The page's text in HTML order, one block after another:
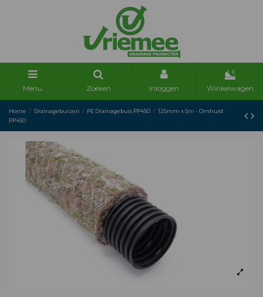
Menu Zoeken Inloggen
0
Winkelwagen
Home Drainagebuizen PE Drainagebuis PP450
125mm x 5m - Omhuld
PP450